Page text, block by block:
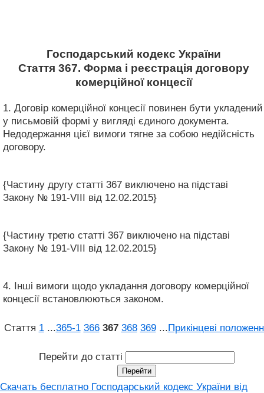
Господарський кодекс України
Стаття 367. Форма і реєстрація договору
комерційної концесії
1. Договір комерційної концесії повинен бути укладений
у письмовій формі у вигляді єдиного документа.
Недодержання цієї вимоги тягне за собою недійсність
договору.
{Частину другу статті 367 виключено на підставі
Закону № 191-VIII від 12.02.2015}
{Частину третю статті 367 виключено на підставі
Закону № 191-VIII від 12.02.2015}
4. Інші вимоги щодо укладання договору комерційної
концесії встановлюються законом.
Стаття 1 ...365‑1 366 367 368 369 ...Прикінцеві
Перейти до статті
Скачать бесплатно Господарський кодекс України від